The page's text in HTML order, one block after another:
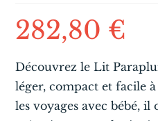
282,80 €
Découvrez le Lit
léger, compact et facile
les voyages avec bébé,